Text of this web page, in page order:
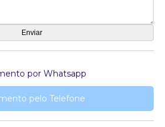
por Whatsapp
pelo Telefone